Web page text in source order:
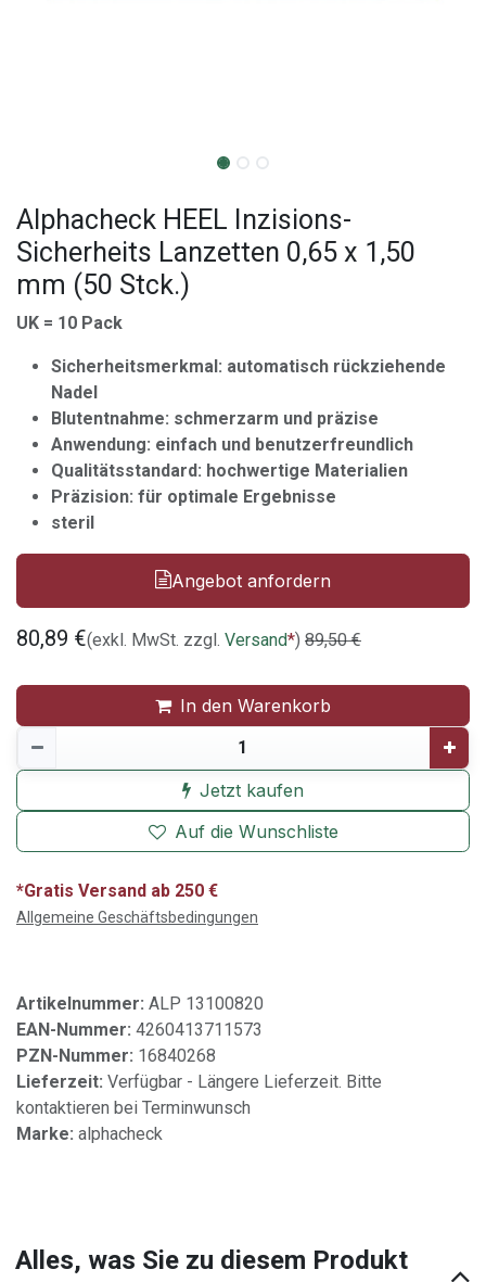
Alphacheck HEEL Inzisions-
Sicherheits Lanzetten 0,65 x 1,50
mm (50 Stck.)
UK = 10 Pack
Sicherheitsmerkmal: automatisch rückziehende
Nadel
Blutentnahme: schmerzarm und präzise
Anwendung: einfach und benutzerfreundlich
Qualitätsstandard: hochwertige Materialien
Präzision: für optimale Ergebnisse
steril
Angebot anfordern
80,89 €(exkl. MwSt. zzgl. Versand*) 89,50€
In den Warenkorb
Jetzt kaufen
Auf die Wunschliste
*Gratis Versand ab 250 €
Allgemeine Geschäftsbedingungen
Artikelnummer: ALP 13100820
EAN-Nummer: 4260413711573
PZN-Nummer: 16840268
Lieferzeit: Verfügbar - Längere Lieferzeit. Bitte
kontaktieren bei Terminwunsch
Marke: alphacheck
Alles, was Sie zu diesem Produkt